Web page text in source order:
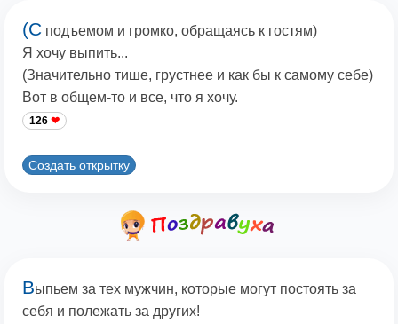
(С подъемом и громко, обращаясь к гостям)
Я хочу выпить...
(Значительно тише, грустнее и как бы к самому себе)
Вот в общем-то и все, что я хочу.
126
Создать открытку
Выпьем за тех мужчин, которые могут постоять за
себя и полежать за других!